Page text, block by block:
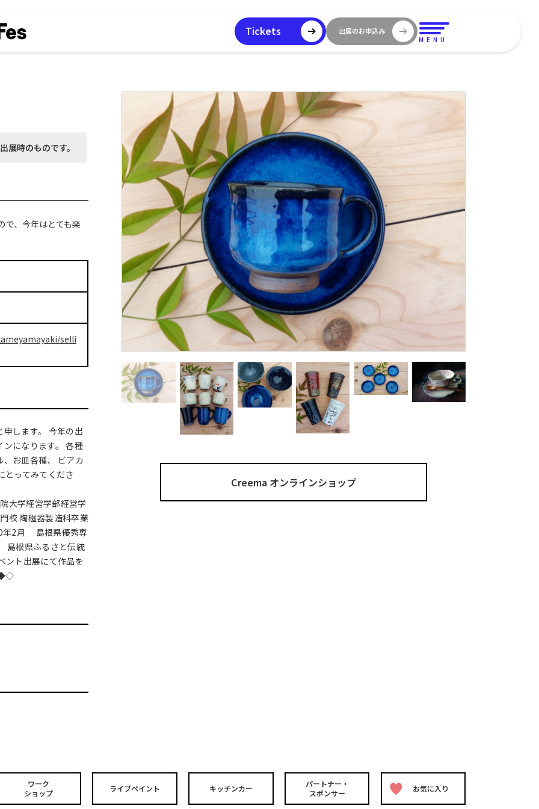
Tickets 出展のお申込み
MENU
展時のものです。
で、今年はとても楽
selli
します。 今年の出
になります。 各種
お皿各種、 ビアカ
とってみてくださ
経営学部経営学
陶磁器製造科卒業
年2月 島根県優秀専
島根県ふるさと伝統
ント出展にて作品を
Creema オンラインショップ
ワーク
ショップ
ライブペイント キッチンカー
パートナー・
スポンサー
お気に入り